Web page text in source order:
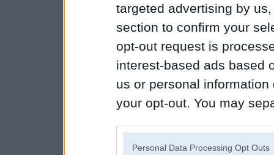
targeted advertising by
section to confirm your
opt-out request is
interest-based ads based
us or personal
your opt-out. You may
Personal Data Processing Opt Outs